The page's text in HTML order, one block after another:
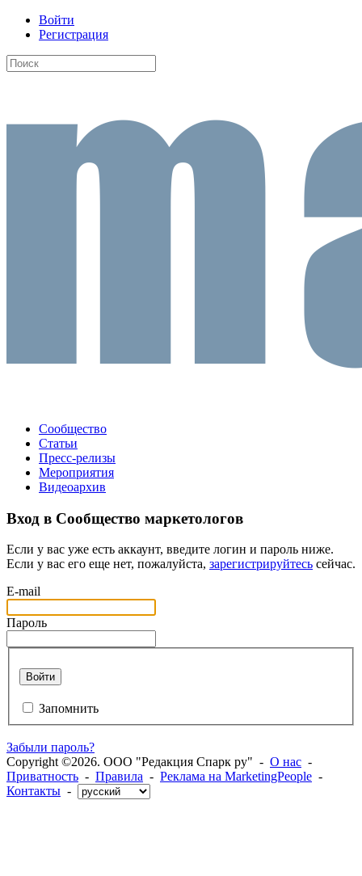
Войти
Регистрация
Сообщество
Статьи
Пресс-релизы
Мероприятия
Видеоархив
Вход в Сообщество маркетологов
Если у вас уже есть аккаунт, введите логин и пароль ниже.
Если у вас его еще нет, пожалуйста, зарегистрируйтесь сейчас.
E-mail
Пароль
Войти
Запомнить
Забыли пароль?
Copyright ©2026. ООО "Редакция Спарк ру" - О нас -
Приватность - Правила - Реклама на MarketingPeople -
Контакты -